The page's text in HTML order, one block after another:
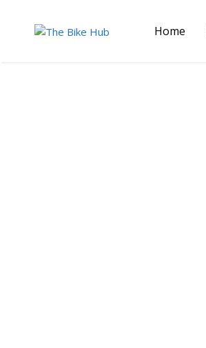
conținut
Home